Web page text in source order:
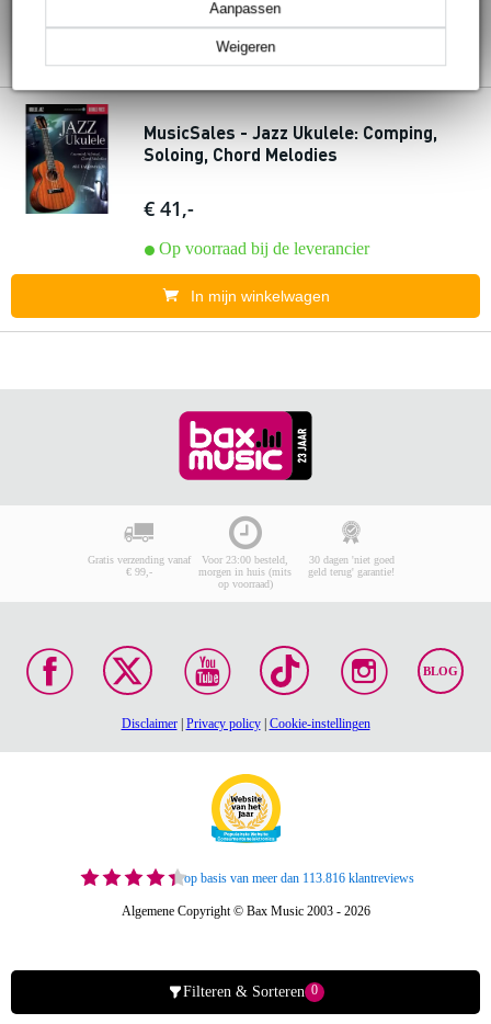
Weigeren
Aanpassen
MusicSales - Jazz Ukulele: Comping,
Soloing, Chord Melodies
€ 41,-
Op voorraad bij de leverancier
In mijn winkelwagen
Filteren & Sorteren 0
Gratis verzending vanaf
€ 99,-
Voor 23:00 besteld,
morgen in huis (mits
op voorraad)
30 dagen 'niet goed
geld terug' garantie!
BLOG
Disclaimer| Privacy policy| Cookie-instellingen
op basis van meer dan 113.816 klantreviews
Algemene Copyright © Bax Music 2003 - 2026